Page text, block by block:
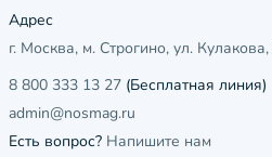
Адрес
г. Москва, м. Строгино, ул.
8 800 333 13 27 (Бесплатная линия)
admin@nosmag.ru
Есть вопрос? Напишите нам